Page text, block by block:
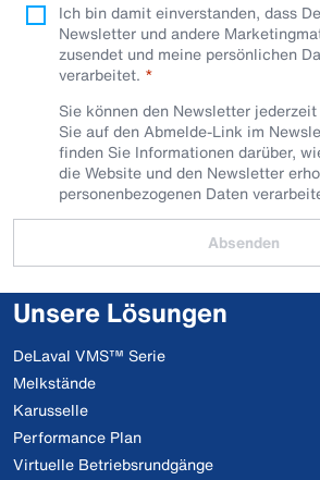
Ich bin damit einverstanden, dass
Newsletter und andere
zusendet und meine persönlichen
verarbeitet.
Sie können den Newsletter
Sie auf den Abmelde-Link im
finden Sie Informationen darüber,
die Website und den Newsletter
personenbezogenen Daten
Absenden
Unsere Lösungen
DeLaval VMS™ Serie
Melkstände
Karusselle
Performance Plan
Virtuelle Betriebsrundgänge